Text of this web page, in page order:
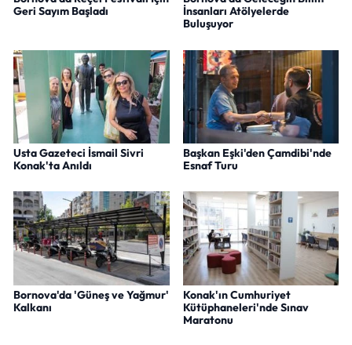
Geri Sayım Başladı
İnsanları Atölyelerde
Buluşuyor
Usta Gazeteci İsmail Sivri
Konak'ta Anıldı
Başkan Eşki'den Çamdibi'nde
Esnaf Turu
Bornova'da 'Güneş ve Yağmur'
Kalkanı
Konak'ın Cumhuriyet
Kütüphaneleri'nde Sınav
Maratonu